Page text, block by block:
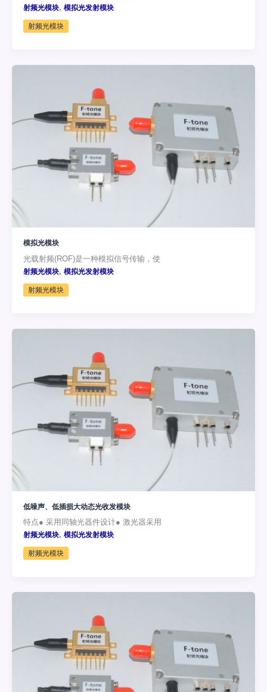
射频光模块, 模拟光发射模块
射频光模块
模拟光模块
光载射频(ROF)是一种模拟信号传输，使
射频光模块, 模拟光发射模块
射频光模块
低噪声、低插损大动态光收发模块
特点● 采用同轴光器件设计● 激光器采用
射频光模块, 模拟光发射模块
射频光模块